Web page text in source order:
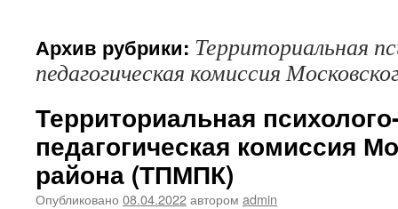
Архив рубрики: Территориальная
педагогическая комиссия
Территориальная
педагогическая комиссия
района (ТПМПК)
Опубликовано 08.04.2022автором admin